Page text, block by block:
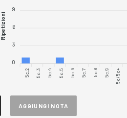
9
6
3
0
Ripetizioni
5c.2 5c.3 5c.4 5c.5 5c.6 5c.7 5c.8 5c.9 5c/5c+
AGGIUNGI NOTA